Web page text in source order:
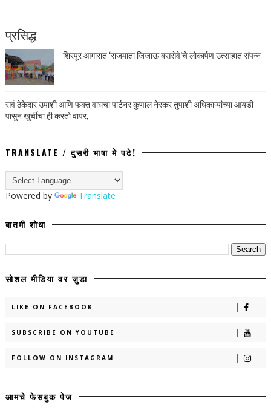
प्रसिद्ध
शिरपूर आगारात ‘राजमाता जिजाऊ बससेवे’चे लोकार्पण उत्साहात संपन्न
सर्व ठेकेदार उपाशी आणि फक्त वाघचा पार्टनर कुणाल नेरकर तुपाशी अधिकाऱ्यांच्या आयडी
पासुन खुर्चीचा ही करतो वापर,
TRANSLATE / दुसरी भाषा मे पढे!
Powered by Translate
बातमी शोधा
सोशल मीडिया वर जुडा
LIKE ON FACEBOOK
SUBSCRIBE ON YOUTUBE
FOLLOW ON INSTAGRAM
आमचे फेसबुक पेज